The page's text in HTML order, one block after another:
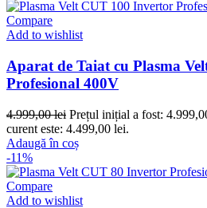
Compare
Add to wishlist
Aparat de Taiat cu Plasma
Profesional 400V
4.999,00lei Prețul inițial a fost:
curent este: 4.499,00 lei.
Adaugă în coș
-11%
Compare
Add to wishlist